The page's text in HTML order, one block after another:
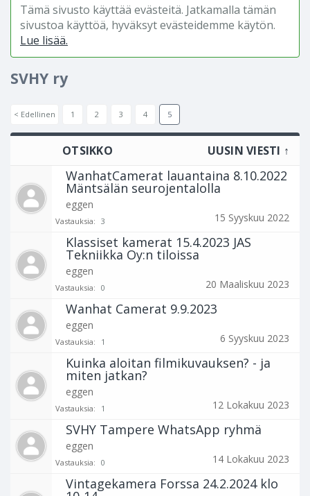
Tämä sivusto käyttää evästeitä. Jatkamalla tämän
sivustoa käyttöä, hyväksyt evästeidemme käytön.
Lue lisää.
SVHY ry
< Edellinen 1 2 3 4 5
OTSIKKO UUSIN VIESTI ↑
WanhatCamerat lauantaina 8.10.2022
Mäntsälän seurojentalolla
eggen
Vastauksia: 3 15 Syyskuu 2022
Klassiset kamerat 15.4.2023 JAS
Tekniikka Oy:n tiloissa
eggen
Vastauksia: 0 20 Maaliskuu 2023
Wanhat Camerat 9.9.2023
eggen
Vastauksia: 1 6 Syyskuu 2023
Kuinka aloitan filmikuvauksen? - ja
miten jatkan?
eggen
Vastauksia: 1 12 Lokakuu 2023
SVHY Tampere WhatsApp ryhmä
eggen
Vastauksia: 0 14 Lokakuu 2023
Vintagekamera Forssa 24.2.2024 klo